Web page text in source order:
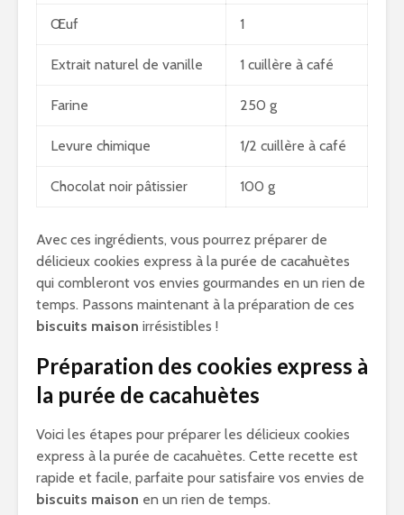
Œuf 1
Extrait naturel de vanille 1 cuillère à café
Farine 250 g
Levure chimique 1/2 cuillère à café
Chocolat noir pâtissier 100 g
Avec ces ingrédients, vous pourrez préparer de
délicieux cookies express à la purée de cacahuètes
qui combleront vos envies gourmandes en un rien de
temps. Passons maintenant à la préparation de ces
biscuits maison irrésistibles !
Préparation des cookies express à
la purée de cacahuètes
Voici les étapes pour préparer les délicieux cookies
express à la purée de cacahuètes. Cette recette est
rapide et facile, parfaite pour satisfaire vos envies de
biscuits maison en un rien de temps.